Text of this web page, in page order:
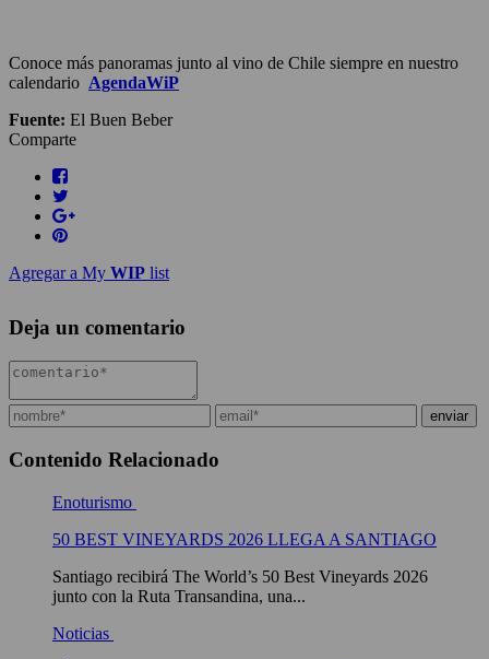
Conoce más panoramas junto al vino de Chile siempre en nuestro
calendario AgendaWiP
Fuente: El Buen Beber
Comparte
Agregar a My WIP list
Deja un comentario
Contenido Relacionado
Enoturismo
50 BEST VINEYARDS 2026 LLEGA A SANTIAGO
Santiago recibirá The World’s 50 Best Vineyards 2026
junto con la Ruta Transandina, una...
Noticias